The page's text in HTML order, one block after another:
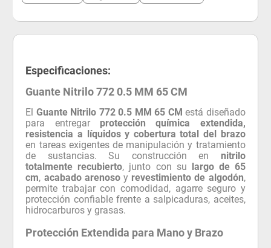
Especificaciones:
Guante Nitrilo 772 0.5 MM 65 CM
El Guante Nitrilo 772 0.5 MM 65 CM está diseñado
para entregar protección química extendida,
resistencia a líquidos y cobertura total del brazo
en tareas exigentes de manipulación y tratamiento
de sustancias. Su construcción en nitrilo
totalmente recubierto, junto con su largo de 65
cm, acabado arenosoy revestimiento de algodón,
permite trabajar con comodidad, agarre seguro y
protección confiable frente a salpicaduras, aceites,
hidrocarburos y grasas.
Protección Extendida para Mano y Brazo